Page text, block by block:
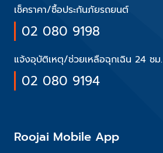
เช็คราคา/ซื้อประกันภัยรถยนต์
02 080 9198
แจ้งอุบัติเหตุ/ช่วยเหลือฉุกเฉิน 24 ชม.
02 080 9194
Roojai Mobile App